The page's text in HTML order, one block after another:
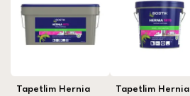
Tapetlim Hernia
Tapetlim Hernia